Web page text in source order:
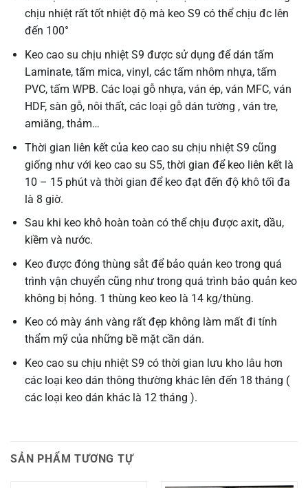
chịu nhiệt rất tốt nhiệt độ mà keo S9 có thể chịu đc lên
đến 100°
Keo cao su chịu nhiệt S9 được sử dụng để dán tấm
Laminate, tấm mica, vinyl, các tấm nhôm nhựa, tấm
PVC, tấm WPB. Các loại gỗ nhựa, ván ép, ván MFC, ván
HDF, sàn gỗ, nôi thất, các loại gỗ dán tường , ván tre,
amiăng, thảm…
Thời gian liên kết của keo cao su chịu nhiệt S9 cũng
giống như với keo cao su S5, thời gian để keo liên kết là
10 – 15 phút và thời gian để keo đạt đến độ khô tối đa
là 8 giờ.
Sau khi keo khô hoàn toàn có thể chịu được axit, dầu,
kiềm và nước.
Keo được đóng thùng sắt để bảo quản keo trong quá
trình vận chuyển cũng như trong quá trình bảo quản keo
không bị hỏng. 1 thùng keo keo là 14 kg/thùng.
Keo có mày ánh vàng rất đẹp không làm mất đi tính
thẩm mỹ của những bề mặt cần dán.
Keo cao su chịu nhiệt S9 có thời gian lưu kho lâu hơn
các loại keo dán thông thường khác lên đến 18 tháng (
các loại keo dán khác là 12 tháng ).
SẢN PHẨM TƯƠNG TỰ